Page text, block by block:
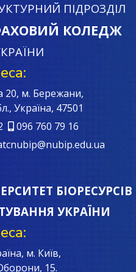
ПІДРОЗДІЛ
КОЛЕДЖ
20, м. Бережани,
Україна, 47501
096 760 79 16
БІОРЕСУРСІВ
УКРАЇНИ
м. Київ,
15.